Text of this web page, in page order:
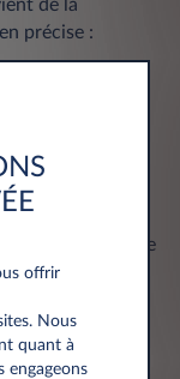
de la
précise :
d’une carte de
dans un délai de
par
offrir
Nous
quant à
engageons